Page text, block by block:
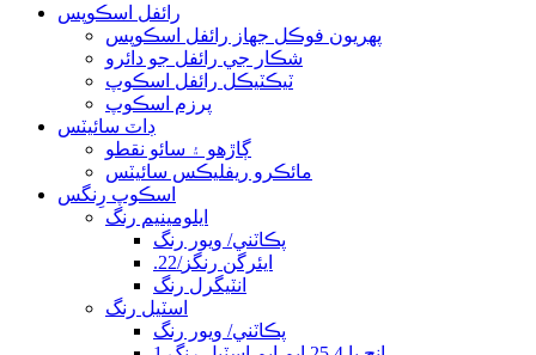
رائفل اسڪوپس
پهريون فوڪل جهاز رائفل اسڪوپس
شڪار جي رائفل جو دائرو
ٽيڪٽيڪل رائفل اسڪوپ
پرزم اسڪوپ
ڊاٽ سائيٽس
ڳاڙهو ۽ سائو نقطو
مائڪرو ريفليڪس سائيٽس
اسڪوپ رِنگس
ايلومينيم رنگ
پڪاٽني/ ويور رنگ
.22/ايئرگن رنگز
انٽيگرل رنگ
اسٽيل رنگ
پڪاٽني/ ويور رنگ